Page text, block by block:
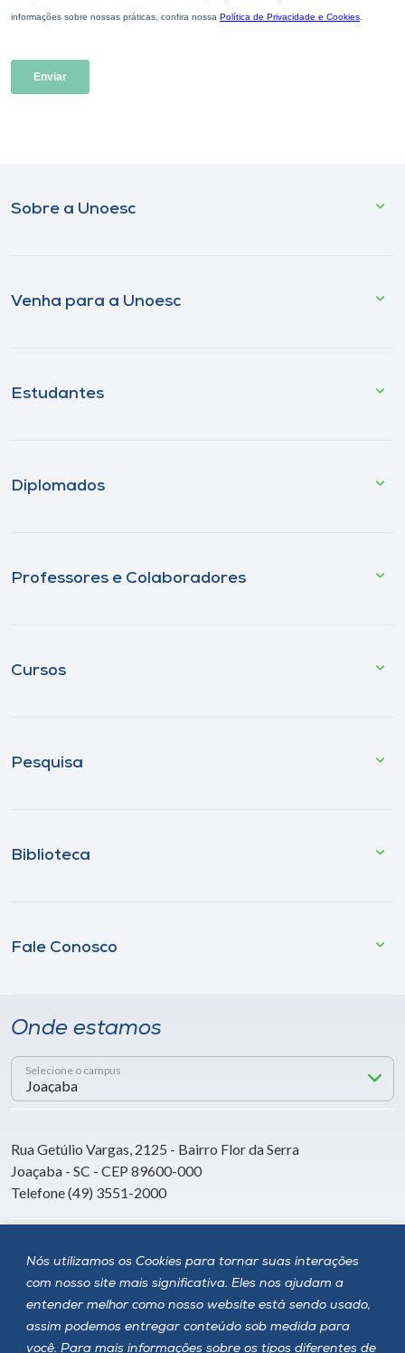
Nós utilizamos os Cookies para tornar suas interações
com nosso site mais significativa. Eles nos ajudam a
entender melhor como nosso website está sendo usado,
assim podemos entregar conteúdo sob medida para
você. Para mais informações sobre os tipos diferentes de
Sobre a Unoesc
Venha para a Unoesc
Estudantes
Diplomados
Professores e Colaboradores
Cursos
Pesquisa
Biblioteca
Fale Conosco
Onde estamos
Selecione o campus
Rua Getúlio Vargas, 2125 - Bairro Flor da Serra
Joaçaba - SC - CEP 89600-000
Telefone (49) 3551-2000
Siga a Unoesc